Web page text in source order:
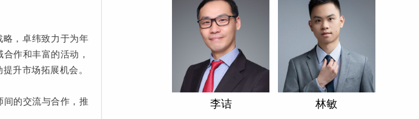
略，卓纬致力于为年
作和丰富的活动，
升市场拓展机会。
的交流与合作，推
李诘 林敏